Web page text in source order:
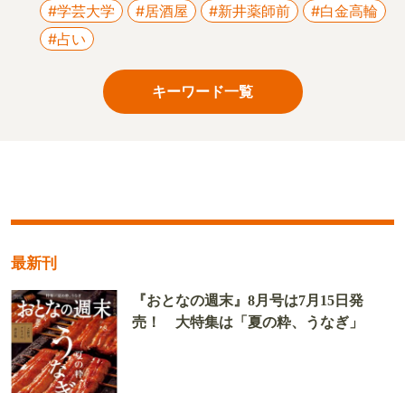
#学芸大学 #居酒屋 #新井薬師前
#白金高輪
#占い
キーワード一覧
最新刊
『おとなの週末』8月号は7月15日発
売！ 大特集は「夏の粋、うなぎ」